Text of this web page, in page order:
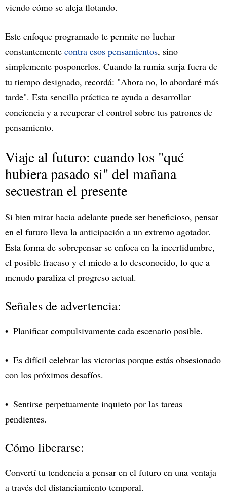
viendo cómo se aleja flotando.
Este enfoque programado te permite no luchar
constantemente contra esos pensamientos, sino
simplemente posponerlos. Cuando la rumia surja fuera de
tu tiempo designado, recordá: "Ahora no, lo abordaré más
tarde". Esta sencilla práctica te ayuda a desarrollar
conciencia y a recuperar el control sobre tus patrones de
pensamiento.
Viaje al futuro: cuando los "qué
hubiera pasado si" del mañana
secuestran el presente
Si bien mirar hacia adelante puede ser beneficioso, pensar
en el futuro lleva la anticipación a un extremo agotador.
Esta forma de sobrepensar se enfoca en la incertidumbre,
el posible fracaso y el miedo a lo desconocido, lo que a
menudo paraliza el progreso actual.
Señales de advertencia:
Planificar compulsivamente cada escenario posible.
Es difícil celebrar las victorias porque estás obsesionado
con los próximos desafíos.
Sentirse perpetuamente inquieto por las tareas
pendientes.
Cómo liberarse:
Convertí tu tendencia a pensar en el futuro en una ventaja
a través del distanciamiento temporal.